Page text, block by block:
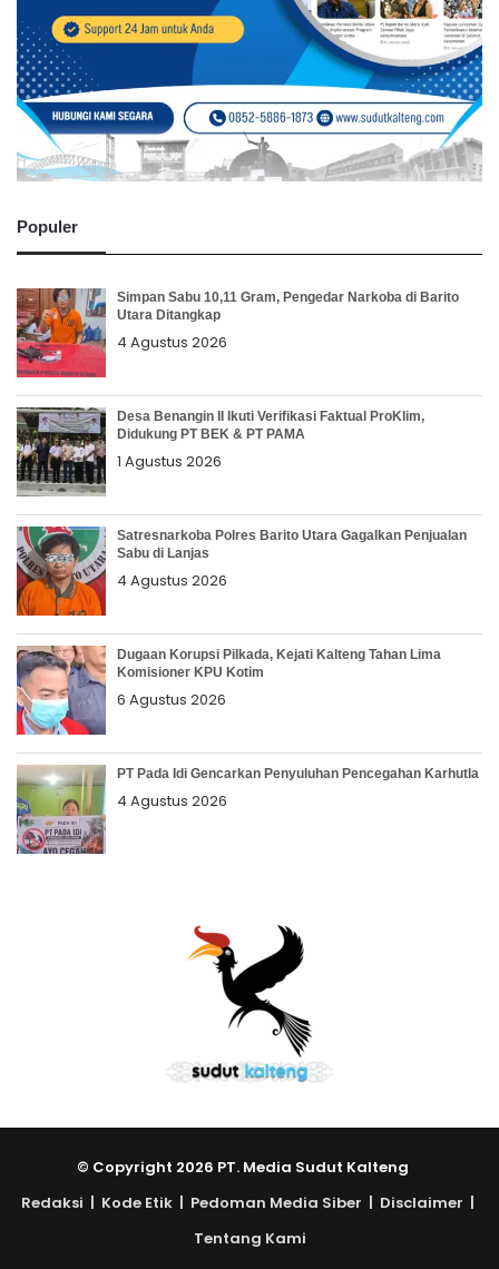
Populer
Simpan Sabu 10,11 Gram, Pengedar Narkoba di Barito
Utara Ditangkap
4 Agustus 2026
Desa Benangin II Ikuti Verifikasi Faktual ProKlim,
Didukung PT BEK & PT PAMA
1 Agustus 2026
Satresnarkoba Polres Barito Utara Gagalkan Penjualan
Sabu di Lanjas
4 Agustus 2026
Dugaan Korupsi Pilkada, Kejati Kalteng Tahan Lima
Komisioner KPU Kotim
6 Agustus 2026
PT Pada Idi Gencarkan Penyuluhan Pencegahan Karhutla
4 Agustus 2026
© Copyright 2026 PT. Media Sudut Kalteng
Redaksi | Kode Etik | Pedoman Media Siber | Disclaimer |
Tentang Kami